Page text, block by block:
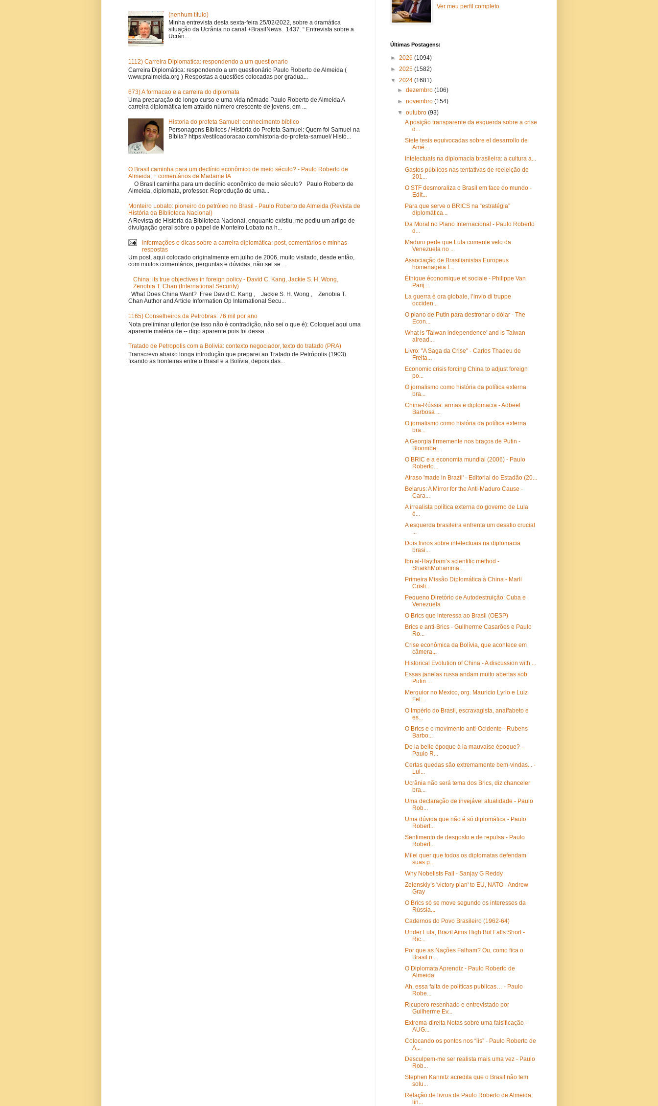
(nenhum título)
Minha entrevista desta sexta-feira 25/02/2022, sobre a dramática
situação da Ucrânia no canal +BrasilNews. 1437. “ Entrevista sobre a
Ucrân...
1112) Carreira Diplomatica: respondendo a um questionario
Carreira Diplomática: respondendo a um questionário Paulo Roberto de Almeida (
www.pralmeida.org ) Respostas a questões colocadas por gradua...
673) A formacao e a carreira do diplomata
Uma preparação de longo curso e uma vida nômade Paulo Roberto de Almeida A
carreira diplomática tem atraído número crescente de jovens, em ...
Historia do profeta Samuel: conhecimento bíblico
Personagens Bíblicos / História do Profeta Samuel: Quem foi Samuel na
Bíblia? https://estiloadoracao.com/historia-do-profeta-samuel/ Histó...
O Brasil caminha para um declínio econômico de meio século? - Paulo Roberto de
Almeida; + comentários de Madame IA
O Brasil caminha para um declínio econômico de meio século? Paulo Roberto de
Almeida, diplomata, professor. Reprodução de uma...
Monteiro Lobato: pioneiro do petróleo no Brasil - Paulo Roberto de Almeida (Revista de
História da Biblioteca Nacional)
A Revista de História da Biblioteca Nacional, enquanto existiu, me pediu um artigo de
divulgação geral sobre o papel de Monteiro Lobato na h...
Informações e dicas sobre a carreira diplomática: post, comentários e minhas
respostas
Um post, aqui colocado originalmente em julho de 2006, muito visitado, desde então,
com muitos comentários, perguntas e dúvidas, não sei se ...
China: its true objectives in foreign policy - David C. Kang, Jackie S. H. Wong,
Zenobia T. Chan (International Security)
What Does China Want? Free David C. Kang , Jackie S. H. Wong , Zenobia T.
Chan Author and Article Information Op International Secu...
1165) Conselheiros da Petrobras: 76 mil por ano
Nota preliminar ulterior (se isso não é contradição, não sei o que é): Coloquei aqui uma
aparente matéria de -- digo aparente pois foi dessa...
Tratado de Petropolis com a Bolivia: contexto negociador, texto do tratado (PRA)
Transcrevo abaixo longa introdução que preparei ao Tratado de Petrópolis (1903)
fixando as fronteiras entre o Brasil e a Bolívia, depois das...
Ver meu perfil completo
Últimas Postagens:
► 2026 (1094)
► 2025 (1582)
▼ 2024 (1681)
►dezembro(106)
►novembro(154)
▼outubro(93)
A posição transparente da esquerda sobre a crise
d...
Siete tesis equivocadas sobre el desarrollo de
Amé...
Intelectuais na diplomacia brasileira: a cultura a...
Gastos públicos nas tentativas de reeleição de
201...
O STF desmoraliza o Brasil em face do mundo -
Edit...
Para que serve o BRICS na “estratégia”
diplomática...
Da Moral no Plano Internacional - Paulo Roberto
d...
Maduro pede que Lula comente veto da
Venezuela no ...
Associação de Brasilianistas Europeus
homenageia I...
Éthique économique et sociale - Philippe Van
Parij...
La guerra è ora globale, l’invio di truppe
occiden...
O plano de Putin para destronar o dólar - The
Econ...
What is 'Taiwan independence' and is Taiwan
alread...
Livro: "A Saga da Crise" - Carlos Thadeu de
Freita...
Economic crisis forcing China to adjust foreign
po...
O jornalismo como história da política externa
bra...
China-Rússia: armas e diplomacia - Adbeel
Barbosa ...
O jornalismo como história da política externa
bra...
A Georgia firmemente nos braços de Putin -
Bloombe...
O BRIC e a economia mundial (2006) - Paulo
Roberto...
Atraso 'made in Brazil' - Editorial do Estadão (20...
Belarus: A Mirror for the Anti-Maduro Cause -
Cara...
A irrealista política externa do governo de Lula
é...
A esquerda brasileira enfrenta um desafio crucial
...
Dois livros sobre intelectuais na diplomacia
brasi...
Ibn al-Haytham’s scientific method -
ShaikhMohamma...
Primeira Missão Diplomática à China - Marli
Cristi...
Pequeno Diretório de Autodestruição: Cuba e
Venezuela
O Brics que interessa ao Brasil (OESP)
Brics e anti-Brics - Guilherme Casarões e Paulo
Ro...
Crise econômica da Bolívia, que acontece em
câmera...
Historical Evolution of China - A discussion with ...
Essas janelas russa andam muito abertas sob
Putin ...
Merquior no Mexico, org. Mauricio Lyrio e Luiz
Fel...
O Império do Brasil, escravagista, analfabeto e
es...
O Brics e o movimento anti-Ocidente - Rubens
Barbo...
De la belle époque à la mauvaise époque? -
Paulo R...
Certas quedas são extremamente bem-vindas... -
Lul...
Ucrânia não será tema dos Brics, diz chanceler
bra...
Uma declaração de invejável atualidade - Paulo
Rob...
Uma dúvida que não é só diplomática - Paulo
Robert...
Sentimento de desgosto e de repulsa - Paulo
Robert...
Milei quer que todos os diplomatas defendam
suas p...
Why Nobelists Fail - Sanjay G Reddy
Zelenskiy’s 'victory plan' to EU, NATO - Andrew
Gray
O Brics só se move segundo os interesses da
Rússia...
Cadernos do Povo Brasileiro (1962-64)
Under Lula, Brazil Aims High But Falls Short -
Ric...
Por que as Nações Falham? Ou, como fica o
Brasil n...
O Diplomata Aprendiz - Paulo Roberto de
Almeida
Ah, essa falta de políticas publicas… - Paulo
Robe...
Ricupero resenhado e entrevistado por
Guilherme Ev...
Extrema-direita Notas sobre uma falsificação -
AUG...
Colocando os pontos nos “iis” - Paulo Roberto de
A...
Desculpem-me ser realista mais uma vez - Paulo
Rob...
Stephen Kannitz acredita que o Brasil não tem
solu...
Relação de livros de Paulo Roberto de Almeida,
lin...